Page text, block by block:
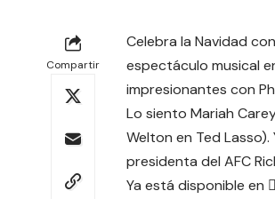
Compartir
Celebra la Navidad
espectáculo musical
impresionantes con
Lo siento Mariah Carey
Welton en Ted Lasso).
presidenta del AFC
Ya está disponible en